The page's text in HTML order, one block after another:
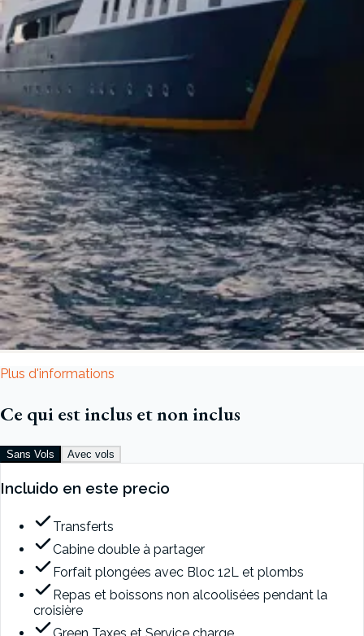
Plus d'informations
Ce qui est inclus et non inclus
Sans Vols Avec vols
Incluido en este precio
Transferts
Cabine double à partager
Forfait plongées avec Bloc 12L et plombs
Repas et boissons non alcoolisées pendant la
croisière